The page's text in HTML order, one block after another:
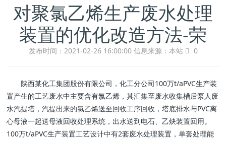
对聚氯乙烯生产废水处理
装置的优化改造方法-荣
发布时间：2021-02-26 16:00:00 信息来源：本站 0
陕西某化工集团股份有限公司，化工分公司100万t/aPVC生产装
置产生的工艺废水中主要含有氯乙烯，其汇集至废水收集槽后泵人废
水汽提塔，汽提出来的氯乙烯送至回收工序回收，塔底排水与PVC离
心母液一起送母液回收处理系统，出水送到电石、乙炔装置回用。
100万t/aPVC生产装置工艺设计中有2套废水处理装置，单套处理能